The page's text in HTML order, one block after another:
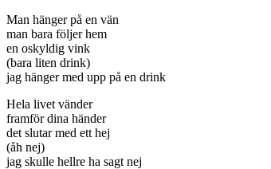
Man hänger på en vän
man bara följer hem
en oskyldig vink
(bara liten drink)
jag hänger med upp på en drink
Hela livet vänder
framför dina händer
det slutar med ett hej
(åh nej)
jag skulle hellre ha sagt nej